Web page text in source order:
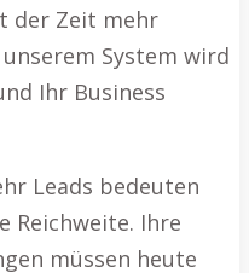
der Zeit mehr
System wird
Ihr Business
Leads bedeuten
Reichweite. Ihre
müssen heute